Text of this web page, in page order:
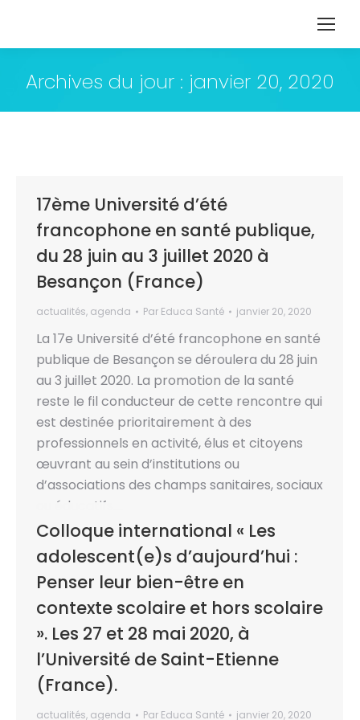
Archives du jour : janvier 20, 2020
17ème Université d’été
francophone en santé publique,
du 28 juin au 3 juillet 2020 à
Besançon (France)
actualités, agenda Par Educa Santé janvier 20, 2020
La 17e Université d’été francophone en santé
publique de Besançon se déroulera du 28 juin
au 3 juillet 2020. La promotion de la santé
reste le fil conducteur de cette rencontre qui
est destinée prioritairement à des
professionnels en activité, élus et citoyens
œuvrant au sein d’institutions ou
d’associations des champs sanitaires, sociaux
ou éducatifs.…
Colloque international « Les
adolescent(e)s d’aujourd’hui :
Penser leur bien-être en
contexte scolaire et hors scolaire
». Les 27 et 28 mai 2020, à
l’Université de Saint-Etienne
(France).
actualités, agenda Par Educa Santé janvier 20, 2020